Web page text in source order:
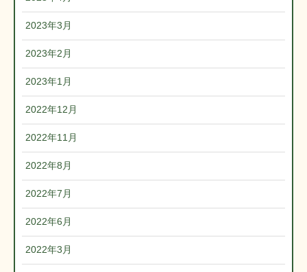
2023年3月
2023年2月
2023年1月
2022年12月
2022年11月
2022年8月
2022年7月
2022年6月
2022年3月